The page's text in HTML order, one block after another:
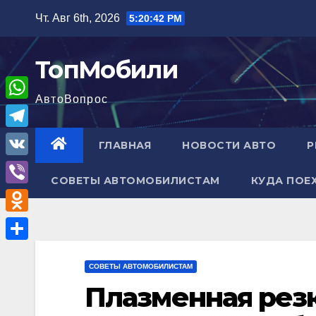
содержимому
Чт. Авг 6th, 2026 5:20:43 PM
ТопМобили
АвтоВопрос
ГЛАВНАЯ НОВОСТИ АВТО
СОВЕТЫ АВТОМОБИЛИСТАМ КУДА
СОВЕТЫ АВТОМОБИЛИСТАМ
Плазменная
W
h
a
A
T
e
l
e
g
V
K
V
i
b
O